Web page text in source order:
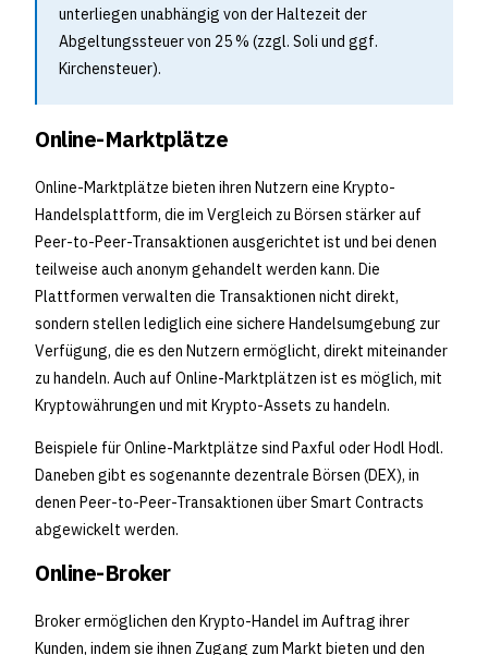
unterliegen unabhängig von der Haltezeit der
Abgeltungssteuer von 25 % (zzgl. Soli und ggf.
Kirchensteuer).
Online-Marktplätze
Online-Marktplätze bieten ihren Nutzern eine Krypto-
Handelsplattform, die im Vergleich zu Börsen stärker auf
Peer-to-Peer-Transaktionen ausgerichtet ist und bei denen
teilweise auch anonym gehandelt werden kann. Die
Plattformen verwalten die Transaktionen nicht direkt,
sondern stellen lediglich eine sichere Handelsumgebung zur
Verfügung, die es den Nutzern ermöglicht, direkt miteinander
zu handeln. Auch auf Online-Marktplätzen ist es möglich, mit
Kryptowährungen und mit Krypto-Assets zu handeln.
Beispiele für Online-Marktplätze sind Paxful oder Hodl Hodl.
Daneben gibt es sogenannte dezentrale Börsen (DEX), in
denen Peer-to-Peer-Transaktionen über Smart Contracts
abgewickelt werden.
Online-Broker
Broker ermöglichen den Krypto-Handel im Auftrag ihrer
Kunden, indem sie ihnen Zugang zum Markt bieten und den